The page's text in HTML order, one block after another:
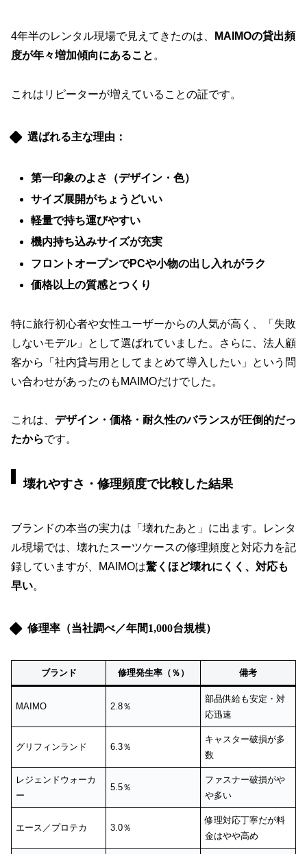
4年半のレンタル現場で見えてきたのは、
MAIMOの貸出頻
度が年々増加傾向にあること 。
これはリピーターが増えていることの証です。
選ばれる主な理由：
第一印象のよさ（デザイン・色）
サイズ展開がちょうどいい
軽量で持ち運びやすい
機内持ち込みサイズが充実
フロントオープンでPCや小物の出し入れがラク
価格以上の質感とつくり
特に旅行初心者や女性ユーザーからの人気が高く、「失敗
しないモデル」として選ばれていました。さらに、法人顧
客から「社内貸与用としてまとめて導入したい」という問
い合わせがあったのもMAIMOだけでした。
これは、 デザイン・価格・耐久性のバランスが圧倒的だっ
たからです。
壊れやすさ・修理頻度で比較した結果
ブランドの本当の実力は「壊れたあと」に出ます。レンタ
ル現場では、壊れたスーツケースの修理頻度と対応力を記
録していますが、MAIMOは驚くほど壊れにくく、対応も
早い。
修理率（当社調べ／年間1,000台規模）
ブランド 修理発生率（％） 備考
MAIMO 2.8％
部品供給も安定・対
応迅速
グリフィンランド 6.3％
キャスター破損が多
数
レジェンドウォーカ
ー
5.5％
ファスナー破損がや
や多い
エース／プロテカ 3.0％
修理対応丁寧だが料
金はやや高め